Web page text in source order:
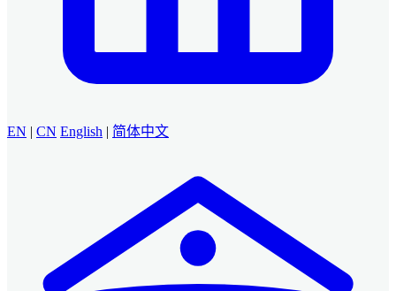
EN | CN English | 简体中文